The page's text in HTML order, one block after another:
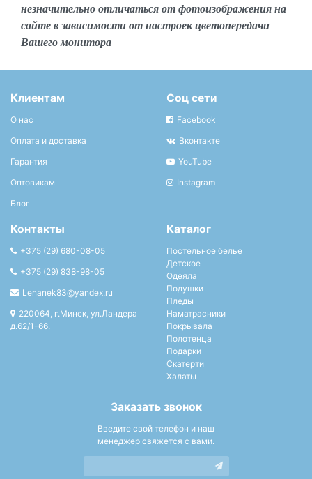
незначительно отличаться от фотоизображения на
сайте в зависимости от настроек цветопередачи
Вашего монитора
Клиентам
О нас
Оплата и доставка
Гарантия
Оптовикам
Блог
Соц сети
Facebook
Вконтакте
YouTube
Instagram
Контакты
+375 (29) 680-08-05
+375 (29) 838-98-05
Lenanek83@yandex.ru
220064, г.Минск, ул.Ландера
д.62/1-66.
Каталог
Постельное белье
Детское
Одеяла
Подушки
Пледы
Наматрасники
Покрывала
Полотенца
Подарки
Скатерти
Халаты
Заказать звонок
Введите свой телефон и наш
менеджер свяжется с вами.